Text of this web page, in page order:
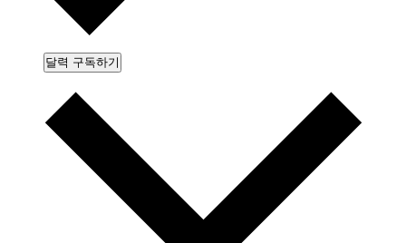
달력 구독하기